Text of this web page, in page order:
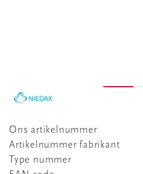
Ons artikelnummer
Artikelnummer fabrikant
Type nummer